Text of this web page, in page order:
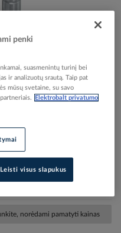
nuotraukoje
SBN16 FT -
norėdami pamatyti kainas
penki
suasmenintų turinį bei
ir analizuotų srautą. Taip pat
mūsų svetaine, su savo
Elektrobalt privatumo
Leisti visus slapukus